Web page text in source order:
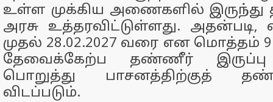
உள்ள முக்கிய அணைகளில்
அரசு உத்தரவிட்டுள்ளது. அதன்படி,
முதல் 28.02.2027 வரை என மொத்தம்
தேவைக்கேற்ப தண்ணீர் இருப்பு
பொறுத்து பாசனத்திற்குத்
விடப்படும்.